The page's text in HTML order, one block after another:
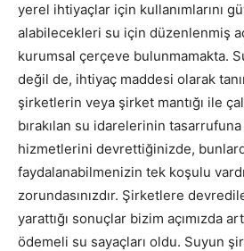
yerel ihtiyaçlar için kullanımlarını
alabilecekleri su için düzenlenmiş
kurumsal çerçeve bulunmamakta.
değil de, ihtiyaç maddesi olarak
şirketlerin veya şirket mantığı ile
bırakılan su idarelerinin tasarrufuna
hizmetlerini devrettiğinizde,
faydalanabilmenizin tek koşulu
zorundasınızdır. Şirketlere
yarattığı sonuçlar bizim açımızda
ödemeli su sayaçları oldu. Suyun